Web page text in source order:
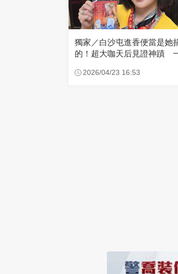
獨家／白沙屯進香便當是她
的！超大咖天后見證神蹟
2026/04/23 16:53